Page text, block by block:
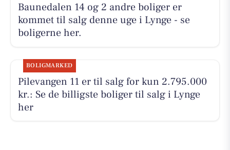
Baunedalen 14 og 2 andre boliger er
kommet til salg denne uge i Lynge - se
boligerne her.
BOLIGMARKED
Pilevangen 11 er til salg for kun 2.795.000
kr.: Se de billigste boliger til salg i Lynge
her